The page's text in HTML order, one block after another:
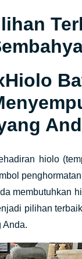
Hiolo
hiolo
membutuhkan
pilihan
Anda.